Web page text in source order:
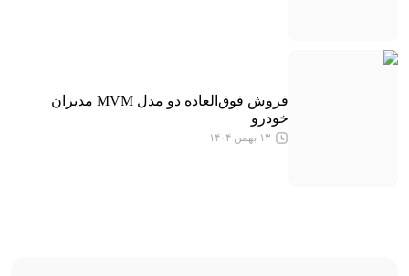
فروش فوق‌العاده دو مدل MVM مدیران
خودرو
۱۳ بهمن ۱۴۰۴